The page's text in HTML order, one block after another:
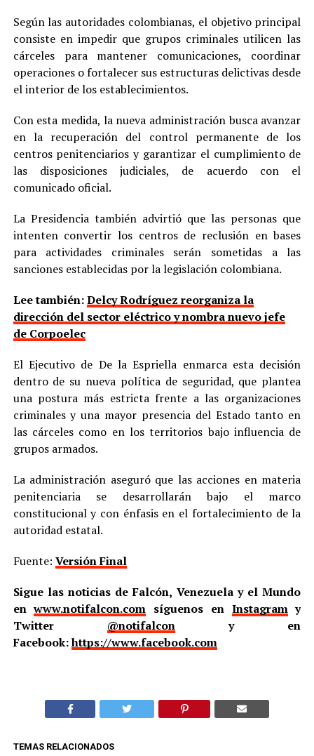
Según las autoridades colombianas, el objetivo principal
consiste en impedir que grupos criminales utilicen las
cárceles para mantener comunicaciones, coordinar
operaciones o fortalecer sus estructuras delictivas desde
el interior de los establecimientos.
Con esta medida, la nueva administración busca avanzar
en la recuperación del control permanente de los
centros penitenciarios y garantizar el cumplimiento de
las disposiciones judiciales, de acuerdo con el
comunicado oficial.
La Presidencia también advirtió que las personas que
intenten convertir los centros de reclusión en bases
para actividades criminales serán sometidas a las
sanciones establecidas por la legislación colombiana.
Lee también:Delcy Rodríguez reorganiza la
dirección del sector eléctrico y nombra nuevo jefe
de Corpoelec
El Ejecutivo de De la Espriella enmarca esta decisión
dentro de su nueva política de seguridad, que plantea
una postura más estricta frente a las organizaciones
criminales y una mayor presencia del Estado tanto en
las cárceles como en los territorios bajo influencia de
grupos armados.
La administración aseguró que las acciones en materia
penitenciaria se desarrollarán bajo el marco
constitucional y con énfasis en el fortalecimiento de la
autoridad estatal.
Fuente: Versión Final
Sigue las noticias de Falcón, Venezuela y el Mundo
enwww.notifalcon.com síguenos en Instagramy
Twitter @notifalcony en
Facebook:https://www.facebook.com
TEMAS RELACIONADOS